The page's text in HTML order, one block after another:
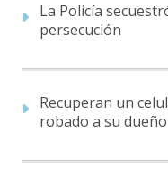
La Policía
persecución
Recuperan un
robado a su dueño